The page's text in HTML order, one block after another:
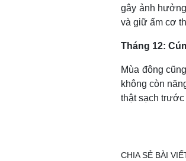
gây ảnh
và giữ ấm cơ
Tháng 12:
Mùa đông
không còn
thật sạch
CHIA SẺ BÀI